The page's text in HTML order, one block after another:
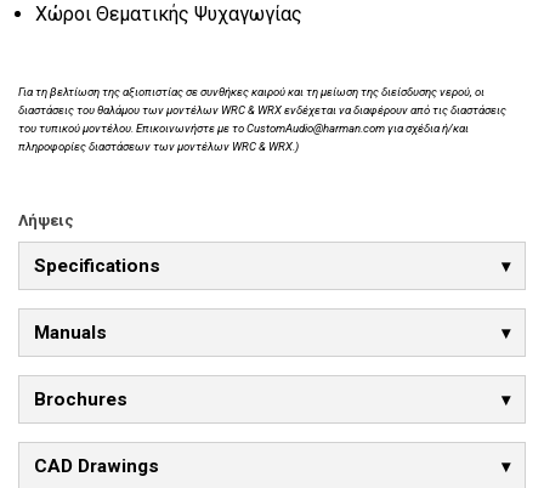
Χώροι Θεματικής Ψυχαγωγίας
Για τη βελτίωση της αξιοπιστίας σε συνθήκες καιρού και τη μείωση της διείσδυσης νερού, οι
διαστάσεις του θαλάμου των μοντέλων WRC & WRX ενδέχεται να διαφέρουν από τις διαστάσεις
του τυπικού μοντέλου. Επικοινωνήστε με το CustomAudio@harman.com για σχέδια ή/και
πληροφορίες διαστάσεων των μοντέλων WRC & WRX.)
Λήψεις
Specifications
Manuals
Brochures
CAD Drawings